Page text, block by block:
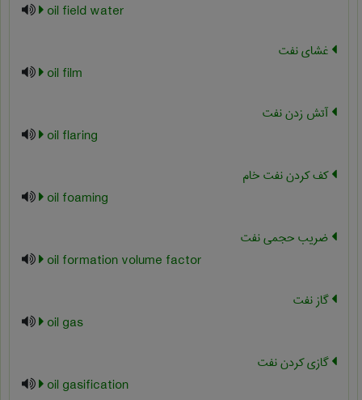
oil field water
غشای نفت
oil film
آتش زدن نفت
oil flaring
کف کردن نفت خام
oil foaming
ضريب حجمي نفت
oil formation volume factor
گاز نفت
oil gas
گازی کردن نفت
oil gasification